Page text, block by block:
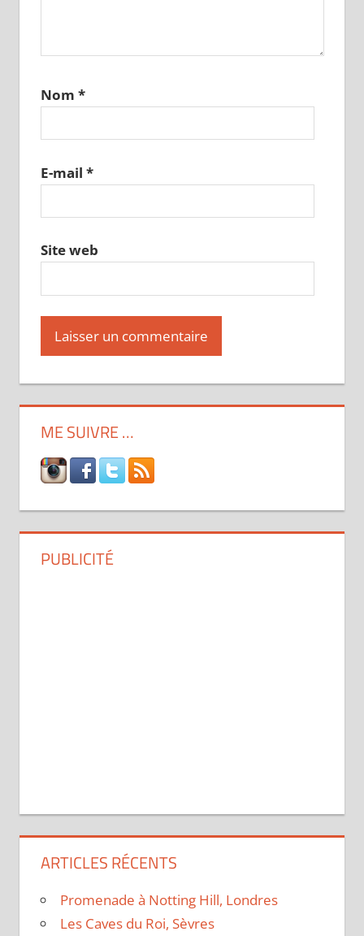
Nom *
E-mail *
Site web
ME SUIVRE …
PUBLICITÉ
ARTICLES RÉCENTS
Promenade à Notting Hill, Londres
Les Caves du Roi, Sèvres